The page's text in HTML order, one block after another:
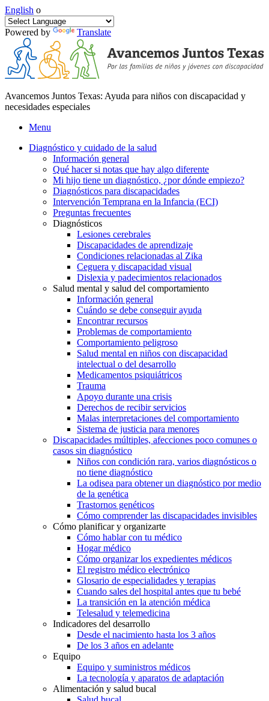
English o
Powered by Translate
Avancemos Juntos Texas: Ayuda para niños con discapacidad y
necesidades especiales
Menu
Diagnóstico y cuidado de la salud
Información general
Qué hacer si notas que hay algo diferente
Mi hijo tiene un diagnóstico, ¿por dónde empiezo?
Diagnósticos para discapacidades
Intervención Temprana en la Infancia (ECI)
Preguntas frecuentes
Diagnósticos
Lesiones cerebrales
Discapacidades de aprendizaje
Condiciones relacionadas al Zika
Ceguera y discapacidad visual
Dislexia y padecimientos relacionados
Salud mental y salud del comportamiento
Información general
Cuándo se debe conseguir ayuda
Encontrar recursos
Problemas de comportamiento
Comportamiento peligroso
Salud mental en niños con discapacidad
intelectual o del desarrollo
Medicamentos psiquiátricos
Trauma
Apoyo durante una crisis
Derechos de recibir servicios
Malas interpretaciones del comportamiento
Sistema de justicia para menores
Discapacidades múltiples, afecciones poco comunes o
casos sin diagnóstico
Niños con condición rara, varios diagnósticos o
no tiene diagnóstico
La odisea para obtener un diagnóstico por medio
de la genética
Trastornos genéticos
Cómo comprender las discapacidades invisibles
Cómo planificar y organizarte
Cómo hablar con tu médico
Hogar médico
Cómo organizar los expedientes médicos
El registro médico electrónico
Glosario de especialidades y terapias
Cuando sales del hospital antes que tu bebé
La transición en la atención médica
Telesalud y telemedicina
Indicadores del desarrollo
Desde el nacimiento hasta los 3 años
De los 3 años en adelante
Equipo
Equipo y suministros médicos
La tecnología y aparatos de adaptación
Alimentación y salud bucal